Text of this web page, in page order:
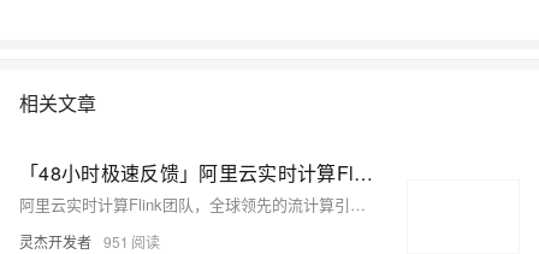
相关文章
「48小时极速反馈」阿里云实时计算Flink广招天下英雄
阿里云实时计算Flink团队，全球领先的流计算引擎缔造者，支撑双11万亿级数据处理，推动Apache Flink技术发展。现招募Flink执行引擎、存储引擎、数据通道、平台管控及产品经理人才，地点覆盖北京、杭州、上海。技术深度参与开源核心，打造企业级实时计算解决方案，助力全球企业实现毫秒洞察。
灵杰开发者 951